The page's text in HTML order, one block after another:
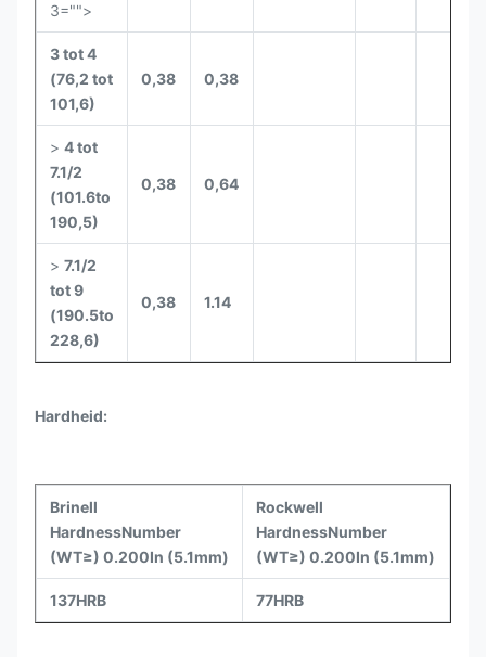
3="">
3 tot 4
(76,2 tot
101,6)
0,38 0,38
> 4 tot
7.1/2
(101.6to
190,5)
0,38 0,64
> 7.1/2
tot 9
(190.5to
228,6)
0,38 1.14
Hardheid:
Brinell
HardnessNumber
(WT≥) 0.200In (5.1mm)
Rockwell
HardnessNumber
(WT≥) 0.200In (5.1mm)
137HRB 77HRB